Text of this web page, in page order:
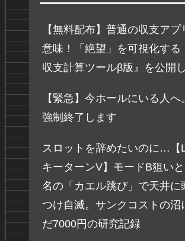
【無料配布】普通の収支アプ
意味！「絶望」を可視化する
収支計算ツールβ版』を公開
【緊急】今ホールにいる人へ
強制終了します
スロットを辞めたいのに…【
キーターンV】モードB狙いと
名の「カエル跳び」で天井に
つけ自滅。サンクコストの沼
だ7000円の研究記録